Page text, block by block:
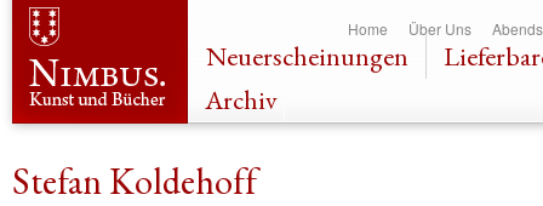
Home Über Uns
Neuerscheinungen
Archiv
Stefan Koldehoff